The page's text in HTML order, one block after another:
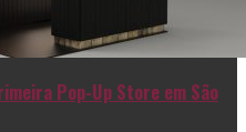
Pop-Up Store em São